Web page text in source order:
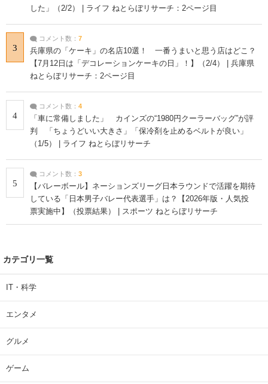
した」（2/2） | ライフ ねとらぼリサーチ：2ページ目
3
コメント数： 7
兵庫県の「ケーキ」の名店10選！ 一番うまいと思う店はどこ？
【7月12日は「デコレーションケーキの日」！】（2/4） | 兵庫県
ねとらぼリサーチ：2ページ目
4
コメント数： 4
「車に常備しました」 カインズの“1980円クーラーバッグ”が評
判 「ちょうどいい大きさ」「保冷剤を止めるベルトが良い」
（1/5） | ライフ ねとらぼリサーチ
5
コメント数： 3
【バレーボール】ネーションズリーグ日本ラウンドで活躍を期待
している「日本男子バレー代表選手」は？【2026年版・人気投
票実施中】（投票結果） | スポーツ ねとらぼリサーチ
カテゴリ一覧
IT・科学
エンタメ
グルメ
ゲーム